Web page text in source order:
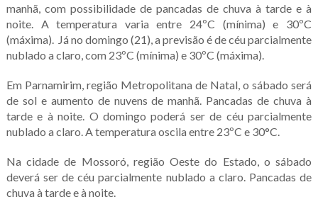
manhã, com possibilidade de pancadas de chuva à tarde e à
noite. A temperatura varia entre 24ºC (mínima) e 30ºC
(máxima). Já no domingo (21), a previsão é de céu parcialmente
nublado a claro, com 23ºC (mínima) e 30ºC (máxima).
Em Parnamirim, região Metropolitana de Natal, o sábado será
de sol e aumento de nuvens de manhã. Pancadas de chuva à
tarde e à noite. O domingo poderá ser de céu parcialmente
nublado a claro. A temperatura oscila entre 23ºC e 30°C.
Na cidade de Mossoró, região Oeste do Estado, o sábado
deverá ser de céu parcialmente nublado a claro. Pancadas de
chuva à tarde e à noite.